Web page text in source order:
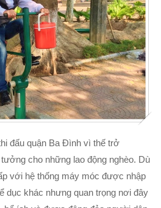
đấu quận Ba Đình vì thế trở
cho những lao động nghèo. Dù
với hệ thống máy móc được nhập
dục khác nhưng quan trọng nơi đây